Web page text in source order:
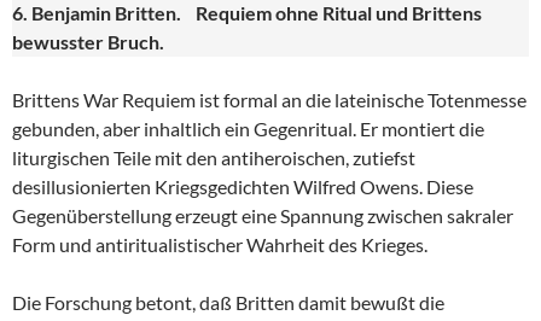
6. Benjamin Britten. Requiem ohne Ritual und Brittens
bewusster Bruch.
Brittens War Requiem ist formal an die lateinische Totenmesse
gebunden, aber inhaltlich ein Gegenritual. Er montiert die
liturgischen Teile mit den antiheroischen, zutiefst
desillusionierten Kriegsgedichten Wilfred Owens. Diese
Gegenüberstellung erzeugt eine Spannung zwischen sakraler
Form und antiritualistischer Wahrheit des Krieges.
Die Forschung betont, daß Britten damit bewußt die